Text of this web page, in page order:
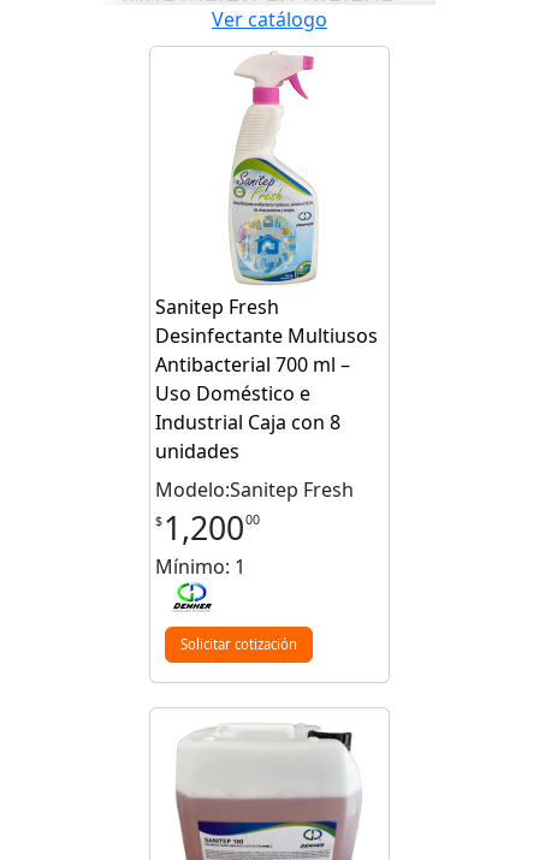
Ver catálogo
Sanitep Fresh
Desinfectante Multiusos
Antibacterial 700 ml –
Uso Doméstico e
Industrial Caja con 8
unidades
Modelo:Sanitep Fresh
$ 1,20000
Mínimo: 1
Solicitar cotización